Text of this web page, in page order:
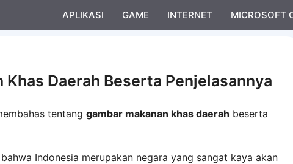
APLIKASI GAME INTERNET MICROSOFT
Khas Daerah Beserta Penjelasannya
tentang gambar makanan khas daerah beserta
Indonesia merupakan negara yang sangat kaya akan